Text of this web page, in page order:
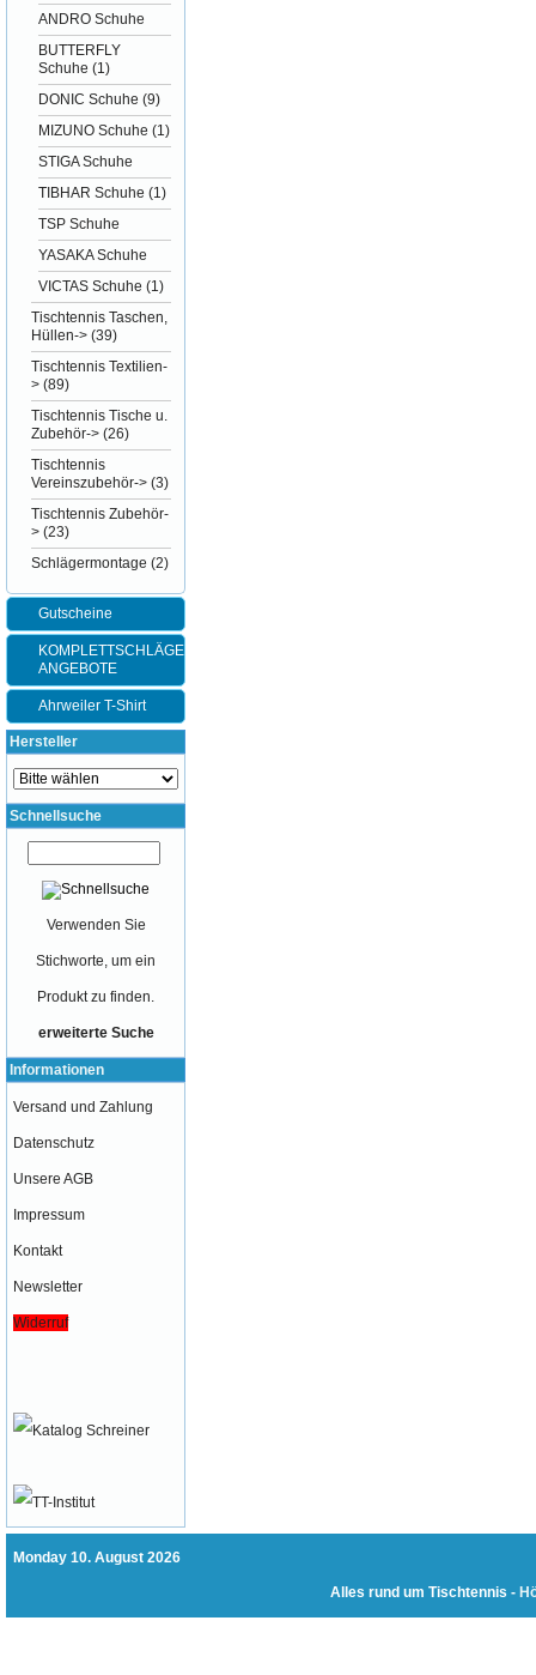
ANDRO Schuhe
BUTTERFLY
Schuhe (1)
DONIC Schuhe (9)
MIZUNO Schuhe (1)
STIGA Schuhe
TIBHAR Schuhe (1)
TSP Schuhe
YASAKA Schuhe
VICTAS Schuhe (1)
Tischtennis Taschen,
Hüllen-> (39)
Tischtennis Textilien-
> (89)
Tischtennis Tische u.
Zubehör-> (26)
Tischtennis
Vereinszubehör-> (3)
Tischtennis Zubehör-
> (23)
Schlägermontage (2)
Gutscheine
KOMPLETTSCHLÄGER-
ANGEBOTE
Ahrweiler T-Shirt
Hersteller
Schnellsuche
Verwenden Sie
Stichworte, um ein
Produkt zu finden.
erweiterte Suche
Informationen
Versand und Zahlung
Datenschutz
Unsere AGB
Impressum
Kontakt
Newsletter
Widerruf
Monday 10. August 2026
Alles rund um Tischtennis -